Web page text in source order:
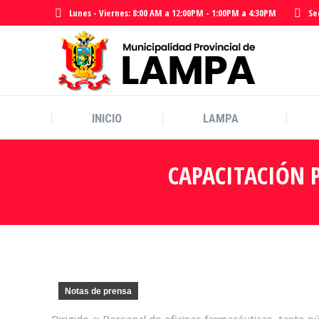
Lunes - Viernes: 8:00 AM a 12:00PM - 1:00PM a 4:30PM
INICIO LAMPA
CAPACITACIÓN
Notas de prensa
INICIO LAMPA